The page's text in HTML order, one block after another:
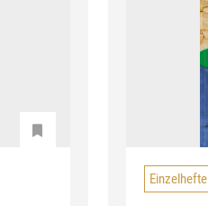
Einzelhefte